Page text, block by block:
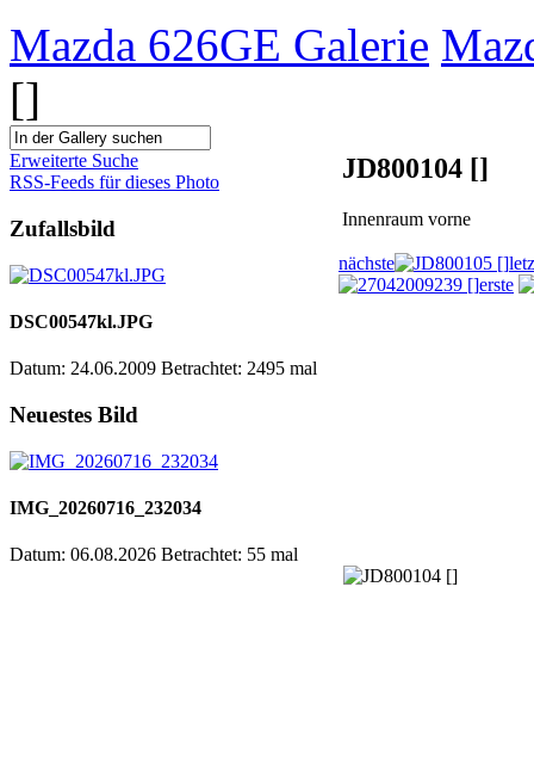
Mazda 626GE Galerie
[]
Erweiterte Suche
RSS-Feeds für dieses Photo
Zufallsbild
DSC00547kl.JPG
Datum: 24.06.2009 Betrachtet: 2495 mal
Neuestes Bild
IMG_20260716_232034
Datum: 06.08.2026 Betrachtet: 55 mal
JD800104 []
Innenraum vorne
nächste
erste